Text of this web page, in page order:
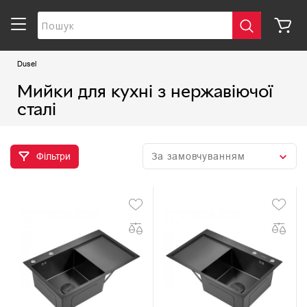
Dusel
Мийки для кухні з нержавіючої
сталі
Фільтри